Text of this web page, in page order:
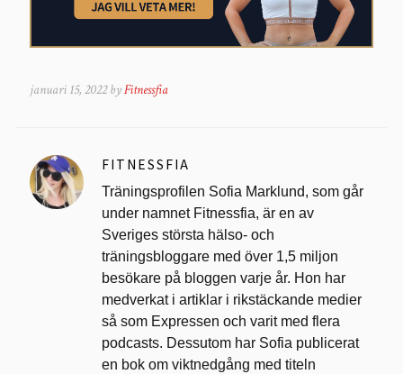
januari 15, 2022 byFitnessfia
FITNESSFIA
Träningsprofilen Sofia Marklund, som går
under namnet Fitnessfia, är en av
Sveriges största hälso- och
träningsbloggare med över 1,5 miljon
besökare på bloggen varje år. Hon har
medverkat i artiklar i rikstäckande medier
så som Expressen och varit med flera
podcasts. Dessutom har Sofia publicerat
en bok om viktnedgång med titeln